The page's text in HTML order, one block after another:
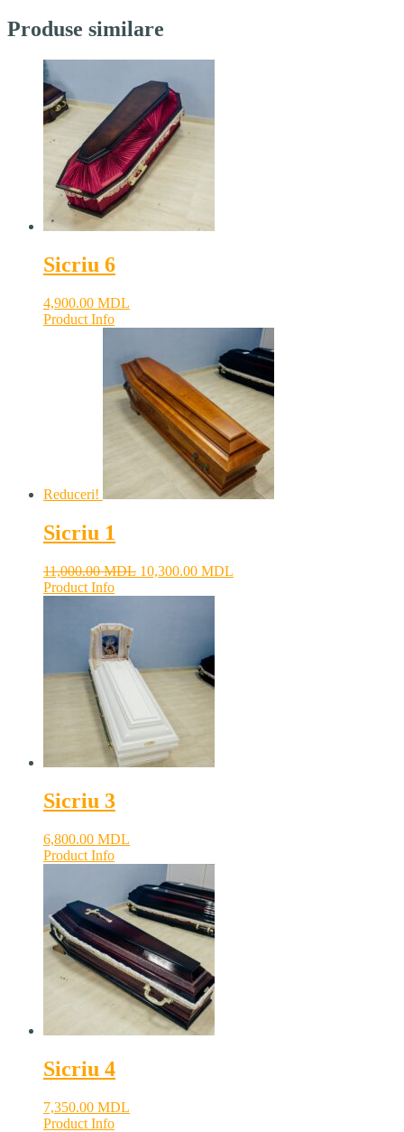
Produse similare
Sicriu 6
4,900.00 MDL
Product Info
Reduceri!
Sicriu 1
11,000.00MDL 10,300.00 MDL
Product Info
Sicriu 3
6,800.00 MDL
Product Info
Sicriu 4
7,350.00 MDL
Product Info